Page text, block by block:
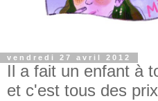
vendredi 27 avril 2012
Il a fait un enfant à
et c'est tous des